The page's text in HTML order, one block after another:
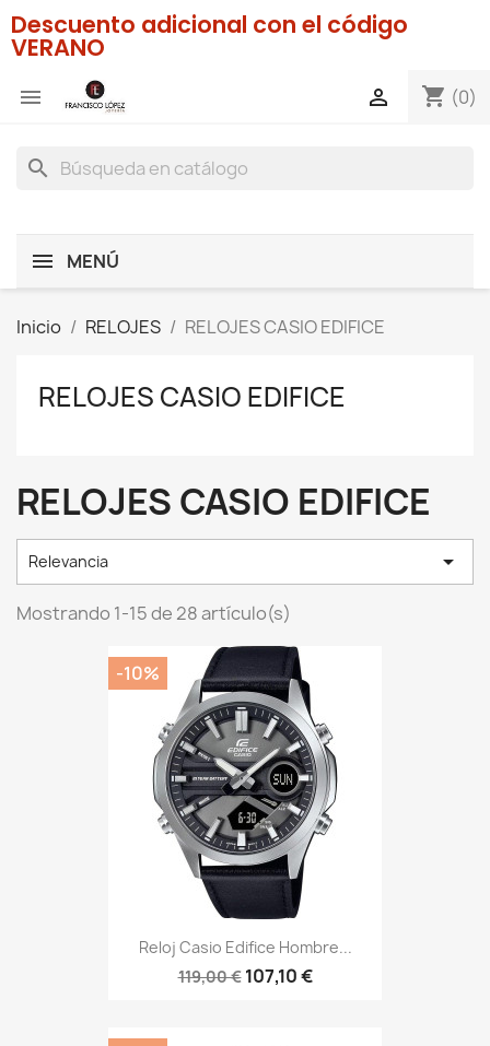
Descuento adicional con el código
VERANO
 shopping_cart (0)

search
MENÚ
Inicio RELOJES RELOJES CASIO EDIFICE
RELOJES CASIO EDIFICE
RELOJES CASIO EDIFICE
Relevancia 
Mostrando 1-15 de 28 artículo(s)
Reloj Casio Edifice Hombre...
119,00 € 107,10 €
-10%